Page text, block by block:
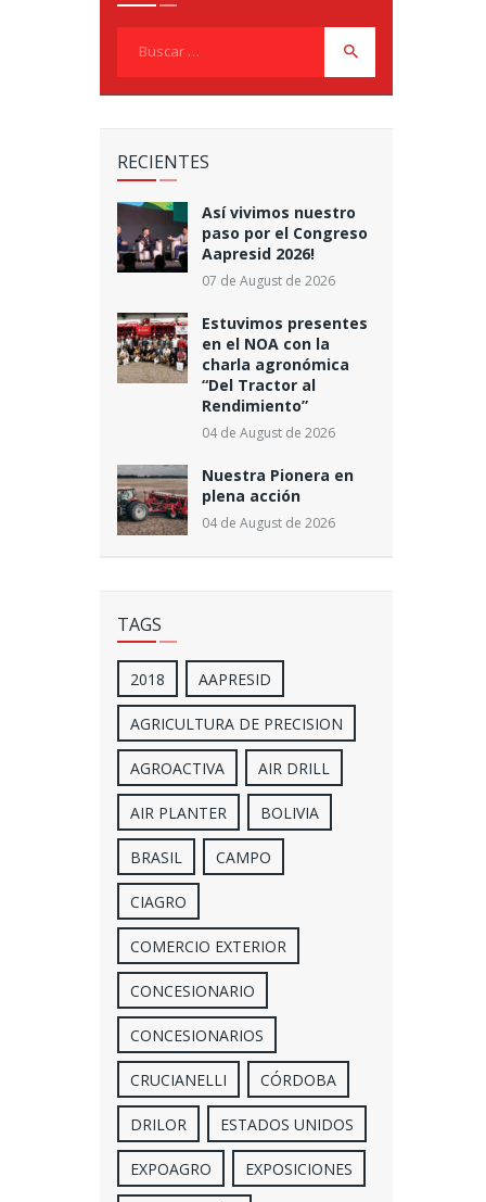
RECIENTES
Así vivimos nuestro
paso por el Congreso
Aapresid 2026!
07 de August de 2026
Estuvimos presentes
en el NOA con la
charla agronómica
“Del Tractor al
Rendimiento”
04 de August de 2026
Nuestra Pionera en
plena acción
04 de August de 2026
TAGS
2018 AAPRESID
AGRICULTURA DE PRECISION
AGROACTIVA AIR DRILL
AIR PLANTER BOLIVIA
BRASIL CAMPO
CIAGRO
COMERCIO EXTERIOR
CONCESIONARIO
CONCESIONARIOS
CRUCIANELLI CÓRDOBA
DRILOR ESTADOS UNIDOS
EXPOAGRO EXPOSICIONES